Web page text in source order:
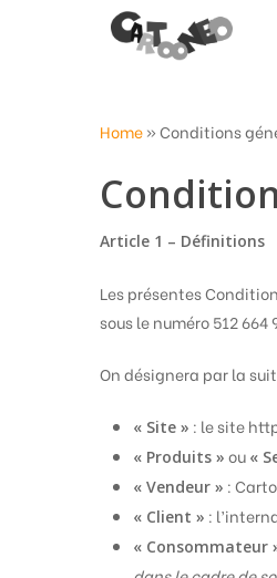
Home»Conditions
Article 1 – Définitions
Les présentes
sous le numéro 512
On désignera par la
« Site » : le site
« Produits » ou «
« Vendeur » :
« Client » :
« Consommateur